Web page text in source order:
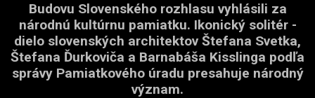
Budovu Slovenského rozhlasu vyhlásili za
národnú kultúrnu pamiatku. Ikonický solitér -
dielo slovenských architektov Štefana Svetka,
Štefana Ďurkoviča a Barnabáša Kisslinga podľa
správy Pamiatkového úradu presahuje národný
význam.